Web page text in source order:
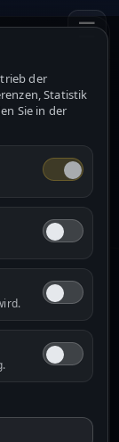
☰
der
Statistik
Sie in der